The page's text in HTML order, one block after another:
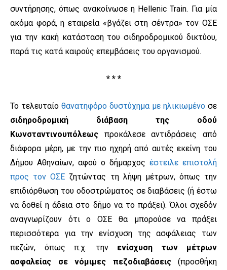
συντήρησης, όπως ανακοίνωσε η Hellenic Train. Για μία
ακόμα φορά, η εταιρεία «βγάζει στη σέντρα» τον ΟΣΕ
για την κακή κατάσταση του σιδηροδρομικού δικτύου,
παρά τις κατά καιρούς επεμβάσεις του οργανισμού.
* * *
Το τελευταίο θανατηφόρο δυστύχημα με ηλικιωμένο σε
σιδηροδρομική διάβαση της οδού
Κωνσταντινουπόλεως προκάλεσε αντιδράσεις από
διάφορα μέρη, με την πιο ηχηρή από αυτές εκείνη του
Δήμου Αθηναίων, αφού ο δήμαρχος έστειλε επιστολή
προς τον ΟΣΕ ζητώντας τη λήψη μέτρων, όπως την
επιδιόρθωση του οδοστρώματος σε διαβάσεις (ή έστω
να δοθεί η άδεια στο δήμο να το πράξει). Όλοι σχεδόν
αναγνωρίζουν ότι ο ΟΣΕ θα μπορούσε να πράξει
περισσότερα για την ενίσχυση της ασφάλειας των
πεζών, όπως π.χ. την ενίσχυση των μέτρων
ασφαλείας σε νόμιμες πεζοδιαβάσεις(προσθήκη